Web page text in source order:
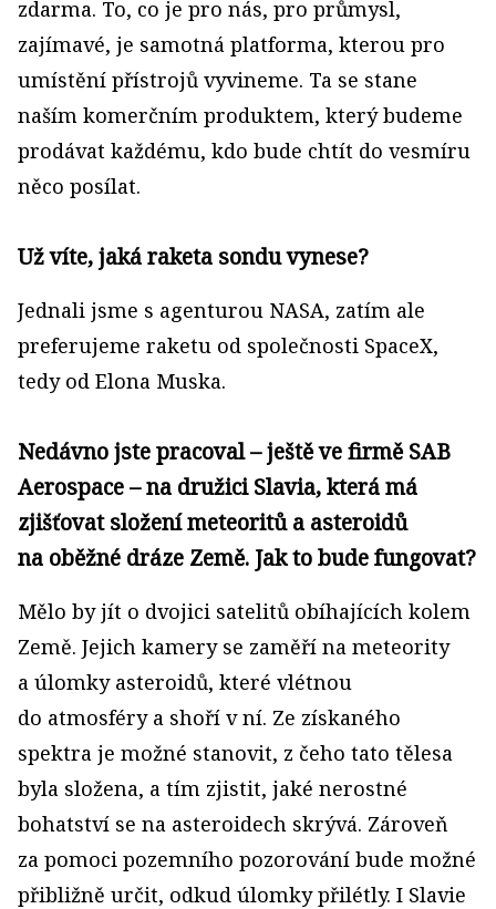
zdarma. To, co je pro nás, pro průmysl,
zajímavé, je samotná platforma, kterou pro
umístění přístrojů vyvineme. Ta se stane
naším komerčním produktem, který budeme
prodávat každému, kdo bude chtít do vesmíru
něco posílat.
Už víte, jaká raketa sondu vynese?
Jednali jsme s agenturou NASA, zatím ale
preferujeme raketu od společnosti SpaceX,
tedy od Elona Muska.
Nedávno jste pracoval – ještě ve firmě SAB
Aerospace – na družici Slavia, která má
zjišťovat složení meteoritů a asteroidů
na oběžné dráze Země. Jak to bude fungovat?
Mělo by jít o dvojici satelitů obíhajících kolem
Země. Jejich kamery se zaměří na meteority
a úlomky asteroidů, které vlétnou
do atmosféry a shoří v ní. Ze získaného
spektra je možné stanovit, z čeho tato tělesa
byla složena, a tím zjistit, jaké nerostné
bohatství se na asteroidech skrývá. Zároveň
za pomoci pozemního pozorování bude možné
přibližně určit, odkud úlomky přilétly. I Slavie